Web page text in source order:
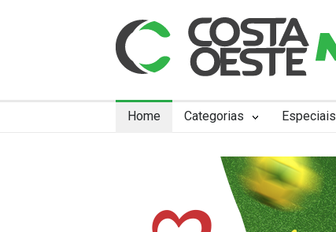
Home Categorias Especiais